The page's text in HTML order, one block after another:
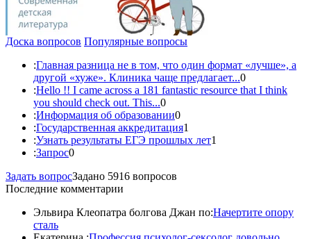
Доска вопросов Популярные вопросы
:Главная разница не в том, что один формат «лучше», а
другой «хуже». Клиника чаще предлагает...0
:Hello !! I came across a 181 fantastic resource that I think
you should check out. This...0
:Информация об образовании0
:Государственная аккредитация1
:Узнать результаты ЕГЭ прошлых лет1
:Запрос0
Задать вопросЗадано 5916 вопросов
Последние комментарии
Эльвира Клеопатра болгова Джан по:Начертите опору
сталь